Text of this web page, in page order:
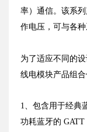
率）通信。该系
作电压，可与各种
为了适应不同的
线电模块产品组
1、包含用于经典
功耗蓝牙的